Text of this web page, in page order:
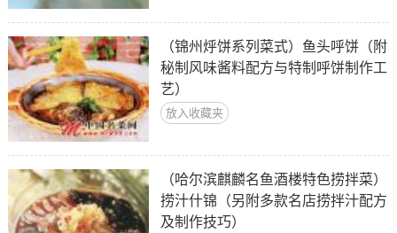
（锦州烀饼系列菜式）鱼头呼饼（附
秘制风味酱料配方与特制呼饼制作工
艺）
放入收藏夹
（哈尔滨麒麟名鱼酒楼特色捞拌菜）
捞汁什锦（另附多款名店捞拌汁配方
及制作技巧）